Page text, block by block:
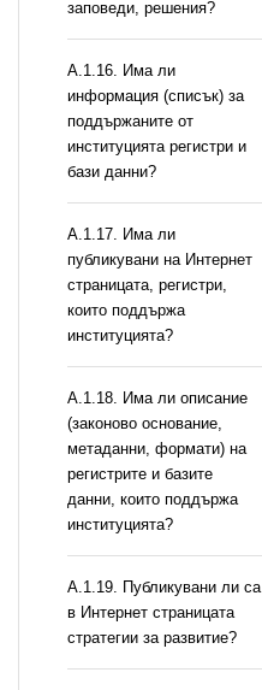
заповеди, решения?
А.1.16. Има ли
информация (списък) за
поддържаните от
институцията регистри и
бази данни?
А.1.17. Има ли
публикувани на Интернет
страницата, регистри,
които поддържа
институцията?
А.1.18. Има ли описание
(законово основание,
метаданни, формати) на
регистрите и базите
данни, които поддържа
институцията?
А.1.19. Публикувани ли са
в Интернет страницата
стратегии за развитие?